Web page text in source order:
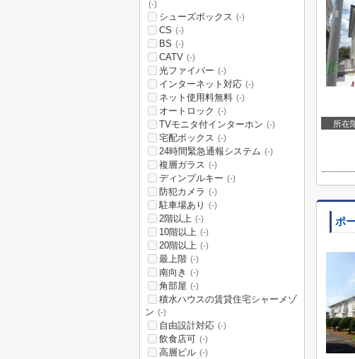
所在
ポ
(-)
シューズボックス (-)
CS (-)
BS (-)
CATV (-)
光ファイバー (-)
インターネット対応 (-)
ネット使用料無料 (-)
オートロック (-)
TVモニタ付インターホン (-)
宅配ボックス (-)
24時間緊急通報システム (-)
複層ガラス (-)
ディンプルキー (-)
防犯カメラ (-)
駐車場あり (-)
2階以上 (-)
10階以上 (-)
20階以上 (-)
最上階 (-)
南向き (-)
角部屋 (-)
積水ハウスの賃貸住宅シャーメゾ
ン (-)
自由設計対応 (-)
飲食店可 (-)
高層ビル (-)